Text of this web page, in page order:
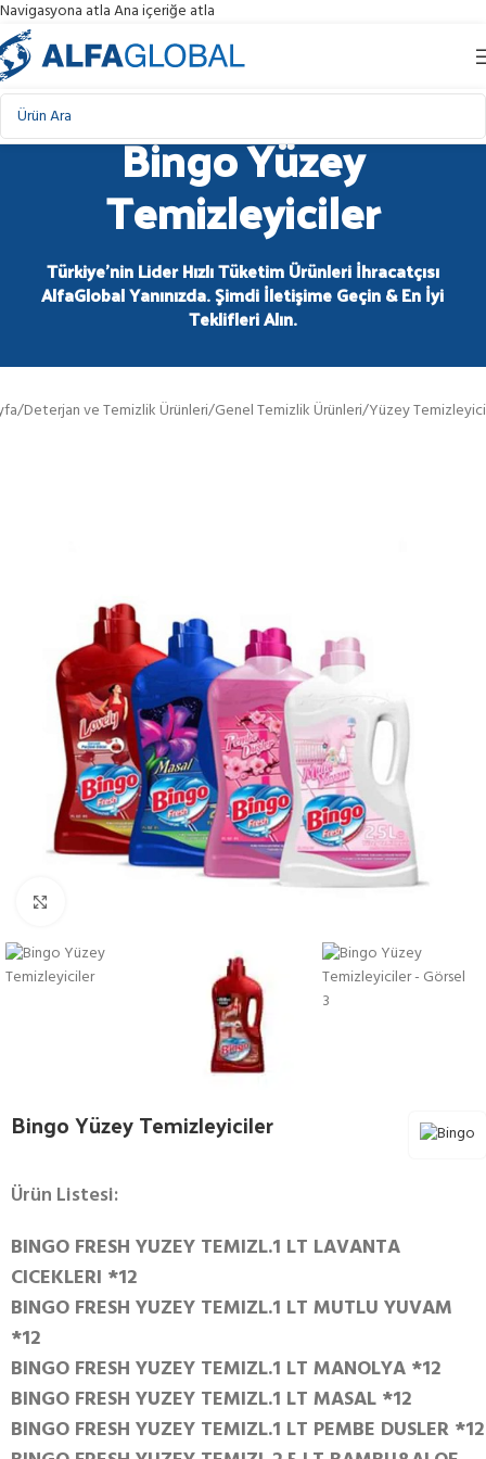
Navigasyona atlaAna içeriğe atla
Bingo Yüzey
Temizleyiciler
Türkiye'nin Lider Hızlı Tüketim Ürünleri İhracatçısı
AlfaGlobal Yanınızda. Şimdi İletişime Geçin & En İyi
Teklifleri Alın.
/Deterjan ve Temizlik Ürünleri/Genel Temizlik Ürünleri/Yüzey Temizleyici
Bingo Yüzey Temizleyiciler
Ürün Listesi:
BINGO FRESH YUZEY TEMIZL.1 LT LAVANTA
CICEKLERI *12
BINGO FRESH YUZEY TEMIZL.1 LT MUTLU YUVAM
*12
BINGO FRESH YUZEY TEMIZL.1 LT MANOLYA *12
BINGO FRESH YUZEY TEMIZL.1 LT MASAL *12
BINGO FRESH YUZEY TEMIZL.1 LT PEMBE DUSLER *12